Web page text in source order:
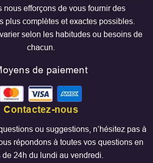
nous efforçons de vous fournir des
plus complètes et exactes possibles.
varier selon les habitudes ou besoins de
chacun.
de paiement
Contactez-nous
ou suggestions, n’hésitez pas à
répondons à toutes vos questions en
de 24h du lundi au vendredi.